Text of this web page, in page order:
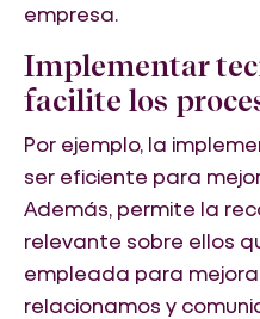
empresa.
Implementar
facilite los
Por ejemplo, la
ser eficiente para
Además, permite la
relevante sobre ellos
empleada para
relacionamos y